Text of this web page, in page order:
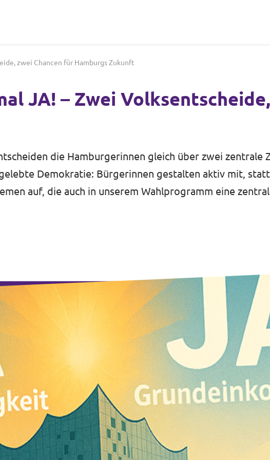
zwei Chancen für Hamburgs Zukunft
JA! – Zwei
die Hamburgerinnen gleich über zwei zentrale
Demokratie: Bürgerinnen gestalten aktiv mit,
auf, die auch in unserem Wahlprogramm eine